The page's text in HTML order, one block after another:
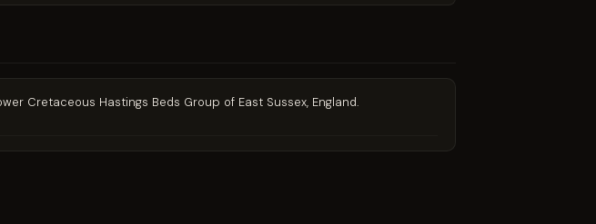
Cretaceous Hastings Beds Group of East Sussex, England.